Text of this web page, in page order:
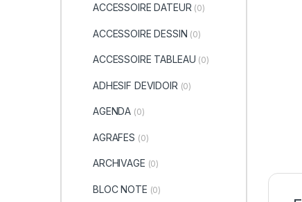
ACCESSOIRE DATEUR (0)
ACCESSOIRE DESSIN (0)
ACCESSOIRE TABLEAU (0)
ADHESIF DEVIDOIR (0)
AGENDA (0)
AGRAFES (0)
ARCHIVAGE (0)
BLOC NOTE (0)